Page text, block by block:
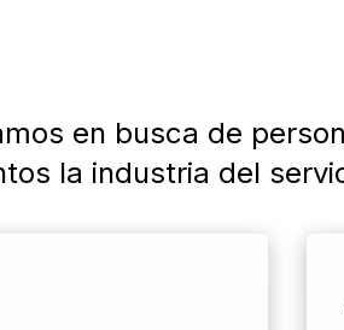
en busca de
la industria del